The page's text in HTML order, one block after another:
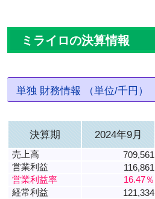
ミライロの決算情報
単独 財務情報 （単位/千円）
決算期 2024年9月
売上高 709,561
営業利益
116,861
営業利益率
16.47％
経常利益
121,334